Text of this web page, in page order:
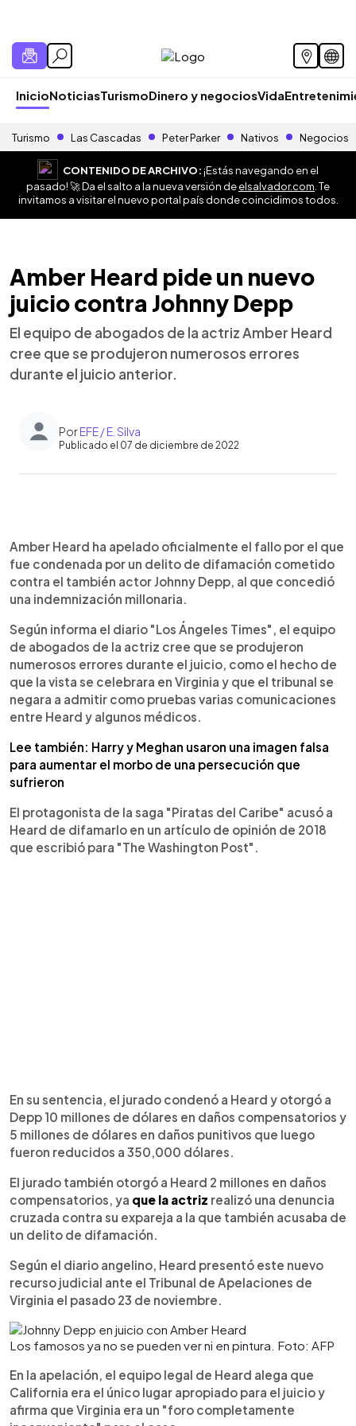
InicioNoticiasTurismoDinero y negociosVida
Turismo Las Cascadas Peter Parker Nativos Negocios
CONTENIDO DE ARCHIVO:¡Estás navegando en el
pasado! 🚀 Da el salto a la nueva versión deelsalvador.com . Te
invitamos a visitar el nuevo portal país donde coincidimos todos.
Amber Heard pide un nuevo
juicio contra Johnny Depp
El equipo de abogados de la actriz Amber Heard
cree que se produjeron numerosos errores
durante el juicio anterior.
PorEFE / E. Silva
Publicado el 07 de diciembre de 2022
► Escuchar artículo
Amber Heard ha apelado oficialmente el fallo por el que
fue condenada por un delito de difamación cometido
contra el también actor Johnny Depp, al que concedió
una indemnización millonaria.
Según informa el diario "Los Ángeles Times", el equipo
de abogados de la actriz cree que se produjeron
numerosos errores durante el juicio, como el hecho de
que la vista se celebrara en Virginia y que el tribunal se
negara a admitir como pruebas varias comunicaciones
entre Heard y algunos médicos.
Lee también: Harry y Meghan usaron una imagen falsa
para aumentar el morbo de una persecución que
sufrieron
El protagonista de la saga "Piratas del Caribe" acusó a
Heard de difamarlo en un artículo de opinión de 2018
que escribió para "The Washington Post".
En su sentencia, el jurado condenó a Heard y otorgó a
Depp 10 millones de dólares en daños compensatorios y
5 millones de dólares en daños punitivos que luego
fueron reducidos a 350,000 dólares.
El jurado también otorgó a Heard 2 millones en daños
compensatorios, ya que la actriz realizó una denuncia
cruzada contra su expareja a la que también acusaba de
un delito de difamación.
Según el diario angelino, Heard presentó este nuevo
recurso judicial ante el Tribunal de Apelaciones de
Virginia el pasado 23 de noviembre.
Los famosos ya no se pueden ver ni en pintura. Foto: AFP
En la apelación, el equipo legal de Heard alega que
California era el único lugar apropiado para el juicio y
afirma que Virginia era un "foro completamente